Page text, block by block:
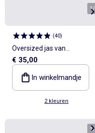
1/
(40)
Oversized jas van
imitatieleer met opstaande
kraag
€ 35,00
In winkelmandje
2 kleuren
1/